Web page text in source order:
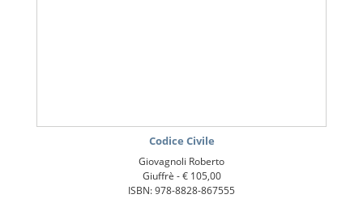
Codice Civile
Giovagnoli Roberto
Giuffrè -€ 105,00
ISBN: 978-8828-867555